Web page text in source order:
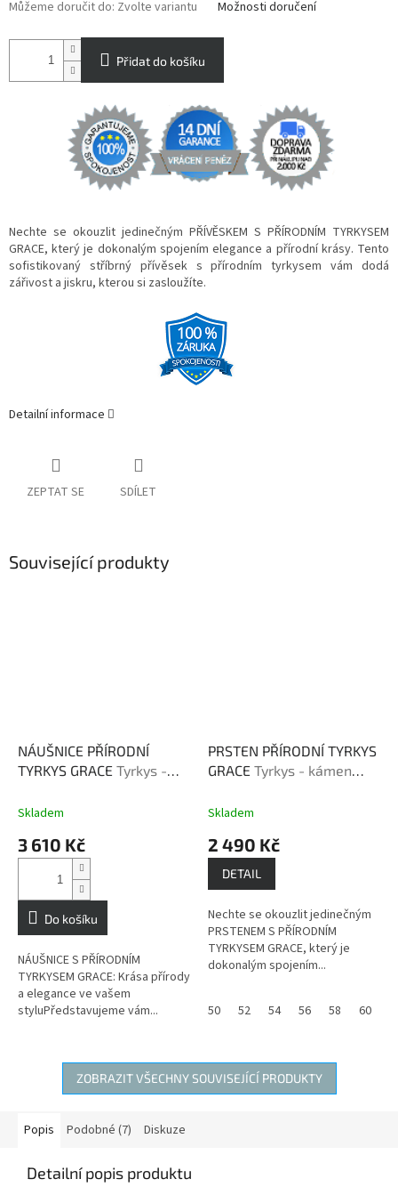
Můžeme doručit do: Zvolte variantu Možnosti doručení
Přidat do košíku
Nechte se okouzlit jedinečným PŘÍVĚSKEM S PŘÍRODNÍM TYRKYSEM
GRACE, který je dokonalým spojením elegance a přírodní krásy. Tento
sofistikovaný stříbrný přívěsek s přírodním tyrkysem vám dodá
zářivost a jiskru, kterou si zasloužíte.
Detailní informace
ZEPTAT SE SDÍLET
Související produkty
NÁUŠNICE PŘÍRODNÍ
TYRKYS GRACE Tyrkys -
cestovatelů
Skladem
3 610 Kč
Do košíku
NÁUŠNICE S PŘÍRODNÍM
TYRKYSEM GRACE: Krása přírody
a elegance ve vašem
styluPředstavujeme vám...
PRSTEN PŘÍRODNÍ TYRKYS
GRACE Tyrkys - kámen
Skladem
2 490 Kč
DETAIL
Nechte se okouzlit jedinečným
PRSTENEM S PŘÍRODNÍM
TYRKYSEM GRACE, který je
dokonalým spojením...
50 52 54 56 58 60
ZOBRAZIT VŠECHNY SOUVISEJÍCÍ PRODUKTY
Popis Podobné (7) Diskuze
Detailní popis produktu